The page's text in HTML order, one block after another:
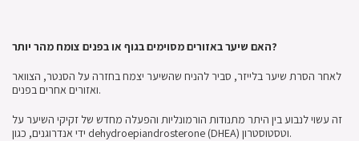
האם שיער באזורים מסוימים בגוף או בפנים צומח מהר יותר?
לאחר הסרת שיער בלייזר, סביר להניח שהשיער יצמח בחזרה על הסנטר, הצוואר
ואזורים אחרים בפנים.
זה עשוי לנבוע בין היתר מתנודות הורמונליות והפעלה מחדש של זקיקי השיער על
ידי אנדרוגנים, כגון dehydroepiandrosterone (DHEA) וטסטוסטרון.